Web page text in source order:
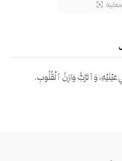
معاينة
وَٱلرَّبُّ وَازِنُ ٱلْقُلُوبِ.